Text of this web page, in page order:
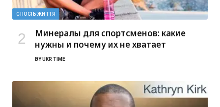
СПОСІБ ЖИТТЯ
Минералы для спортсменов: какие
нужны и почему их не хватает
BYUKR TIME